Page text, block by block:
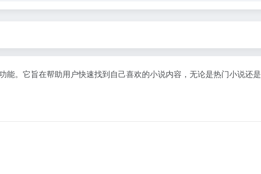
。它旨在帮助用户快速找到自己喜欢的小说内容，无论是热门小说还是